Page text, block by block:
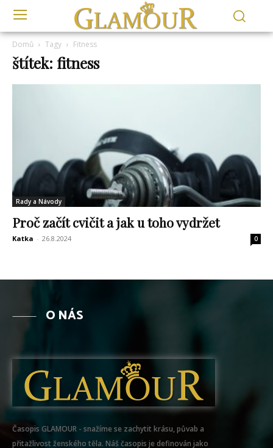
Domů Tagy Fitness
štítek: fitness
Rady a Návody
Proč začít cvičit a jak u toho vydržet
Katka - 26.8.2024 0
O NÁS
Časopis GLAMOUR - snažíme se zachytit krásu, půvab a
přitažlivost ženského těla. Náš časopis je definován jako